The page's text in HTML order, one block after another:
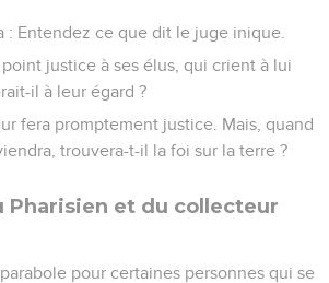
: Entendez ce que dit le juge inique.
justice à ses élus, qui crient à lui
il à leur égard ?
fera promptement justice. Mais, quand
trouvera-t-il la foi sur la terre ?
Pharisien et du collecteur
pour certaines personnes qui se